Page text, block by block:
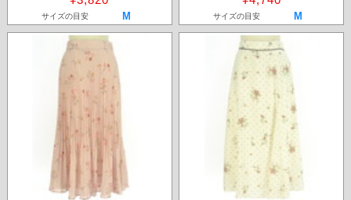
サイズの目安 M サイズの目安 M